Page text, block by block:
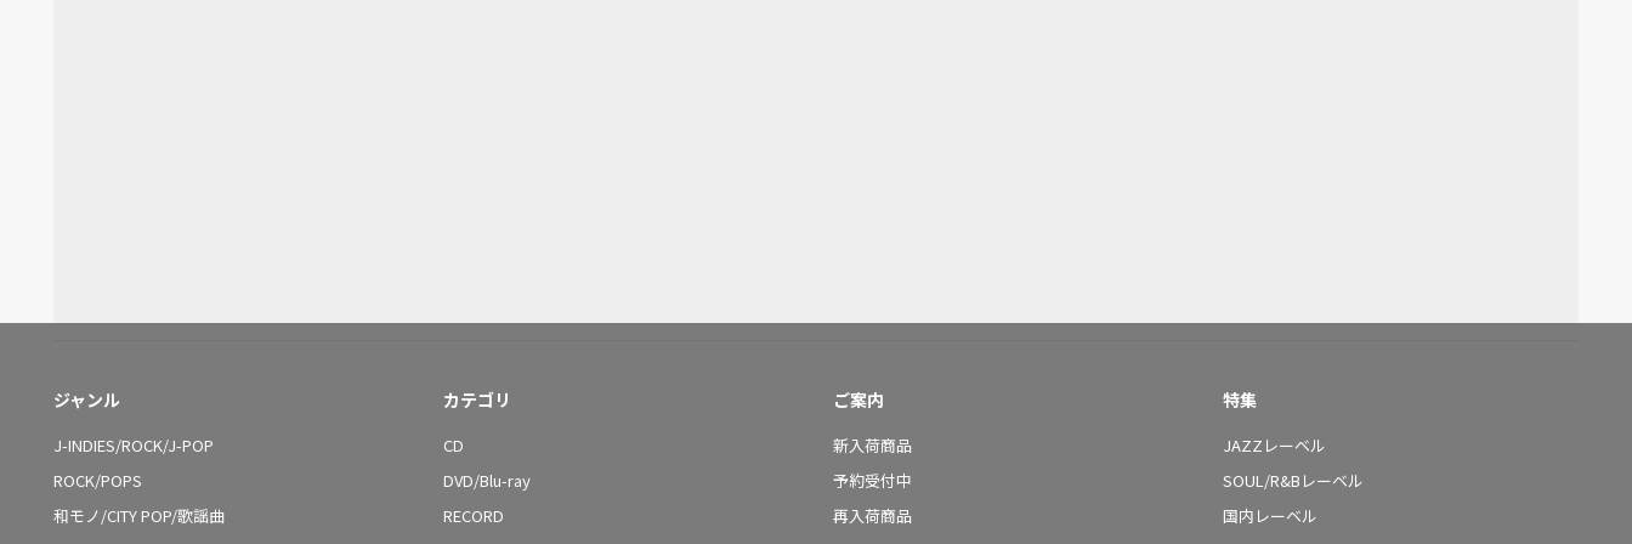
ジャンル
J-INDIES/ROCK/J-POP
ROCK/POPS
和モノ/CITY POP/歌謡曲
カテゴリ
CD
DVD/Blu-ray
RECORD
ご案内
新入荷商品
予約受付中
再入荷商品
特集
JAZZレーベル
SOUL/R&Bレーベル
国内レーベル